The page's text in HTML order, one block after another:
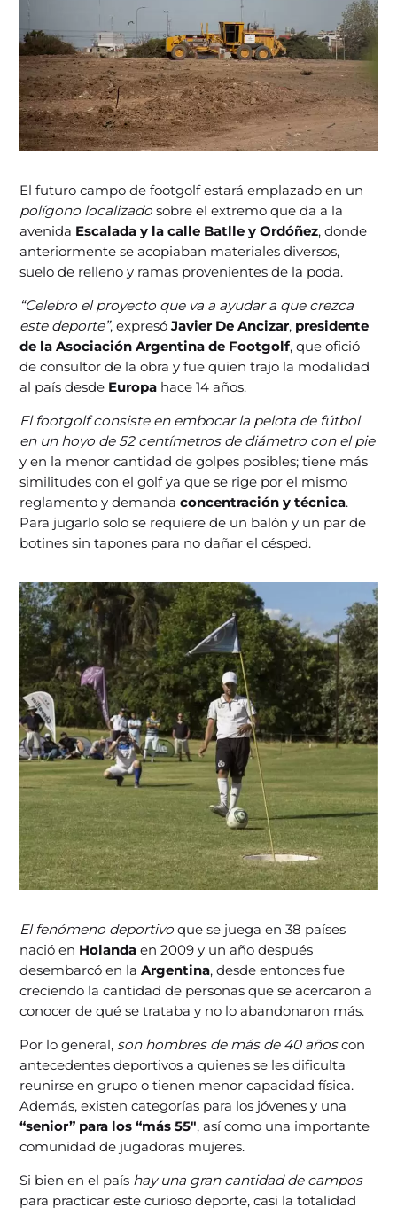
El futuro campo de footgolf estará emplazado en un
polígono localizadosobre el extremo que da a la
avenida Escalada y la calle Batlle y Ordóñez, donde
anteriormente se acopiaban materiales diversos,
suelo de relleno y ramas provenientes de la poda.
“Celebro el proyecto que va a ayudar a que crezca
este deporte”, expresóJavier De Ancizar, presidente
de la Asociación Argentina de Footgolf, que ofició
de consultor de la obra y fue quien trajo la modalidad
al país desde Europa hace 14 años.
El footgolf consiste en embocar la pelota de fútbol
en un hoyo de 52 centímetros de diámetro con el pie
y en la menor cantidad de golpes posibles; tiene más
similitudes con el golf ya que se rige por el mismo
reglamento y demandaconcentración y técnica.
Para jugarlo solo se requiere de un balón y un par de
botines sin tapones para no dañar el césped.
El fenómeno deportivo que se juega en 38 países
nació en Holanda en 2009 y un año después
desembarcó en la Argentina, desde entonces fue
creciendo la cantidad de personas que se acercaron a
conocer de qué se trataba y no lo abandonaron más.
Por lo general, son hombres de más de 40 añoscon
antecedentes deportivos a quienes se les dificulta
reunirse en grupo o tienen menor capacidad física.
Además, existen categorías para los jóvenes y una
“senior” para los “más 55″, así como una importante
comunidad de jugadoras mujeres.
Si bien en el país hay una gran cantidad de campos
para practicar este curioso deporte, casi la totalidad